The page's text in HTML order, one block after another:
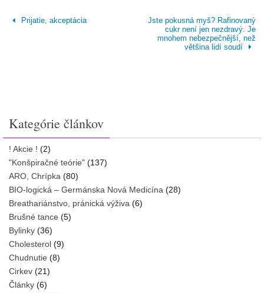
Prijatie, akceptácia
Jste pokusná myš? Rafinovaný
cukr není jen nezdravý. Je
mnohem nebezpečnější, než
většina lidí soudí
Kategórie článkov
! Akcie ! (2)
"Konšpiračné teórie" (137)
ARO, Chrípka (80)
BIO-logická – Germánska Nová Medicína (28)
Breathariánstvo, pránická výživa (6)
Brušné tance (5)
Bylinky (36)
Cholesterol (9)
Chudnutie (8)
Cirkev (21)
Články (6)